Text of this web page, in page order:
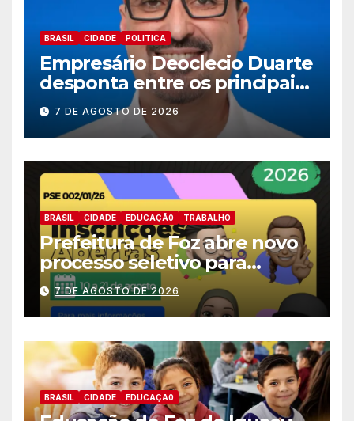
BRASIL CIDADE POLITICA
Empresário Deoclecio Duarte
desponta entre os principais
nomes do União Brasil para
deputado estadual
7 DE AGOSTO DE 2026
BRASIL CIDADE EDUCAÇÃ0 TRABALHO
Prefeitura de Foz abre novo
processo seletivo para
estagiários
7 DE AGOSTO DE 2026
BRASIL CIDADE EDUCAÇÃ0